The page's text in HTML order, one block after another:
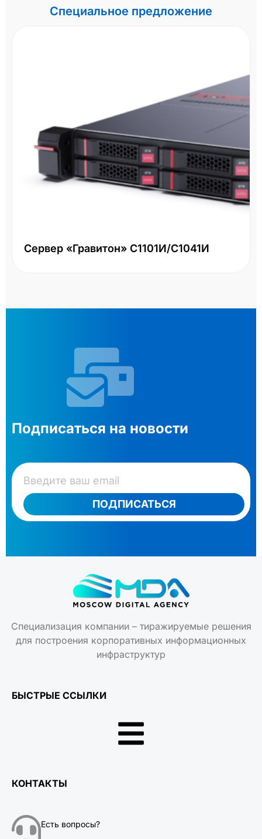
Специальное предложение
Сервер «Гравитон» С1101И/С1041И
Подписаться на новости
ПОДПИСАТЬСЯ
Специализация компании – тиражируемые решения
для построения корпоративных информационных
инфраструктур
БЫСТРЫЕ ССЫЛКИ
КОНТАКТЫ
Есть вопросы?